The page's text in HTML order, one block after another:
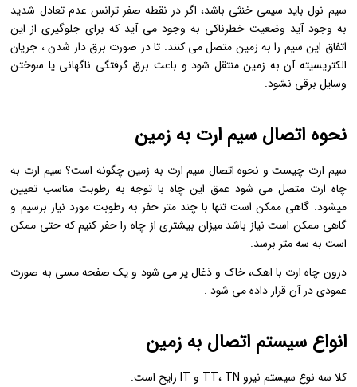
سیم نول باید سیمی خنثی باشد، اگر در نقطه صفر ترانس عدم تعادل شدید
به وجود آید وضعیت خطرناکی به وجود می آید که برای جلوگیری از این
اتفاق این سیم را به زمین متصل می کنند. تا در صورت برق دار شدن ، جریان
الکتریسیته آن به زمین منتقل شود و باعث برق گرفتگی ناگهانی یا سوختن
وسایل برقی نشود.
نحوه اتصال سیم ارت به زمین
سیم ارت چیست و نحوه اتصال سیم ارت به زمین چگونه است؟ سیم ارت به
چاه ارت متصل می شود عمق این چاه با توجه به رطوبت مناسب تعیین
میشود. گاهی ممکن است تنها با چند متر حفر به رطوبت مورد نیاز برسیم و
گاهی ممکن است نیاز باشد میزان بیشتری از چاه را حفر کنیم که حتی ممکن
است به سه متر برسد.
درون چاه ارت با اهک، خاک و ذغال پر می شود و یک صفحه مسی به صورت
عمودی در آن قرار داده می شود .
انواع سیستم اتصال به زمین
کلا سه نوع سیستم نیرو TT، TN و IT رایج است.